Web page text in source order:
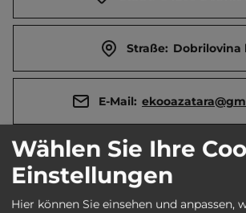
Straße: Dobrilovina
E-Mail:
Öffnungszeiten: 1.4.
Wählen Sie Ihre
Einstellungen
Hier können Sie einsehen und anpassen,